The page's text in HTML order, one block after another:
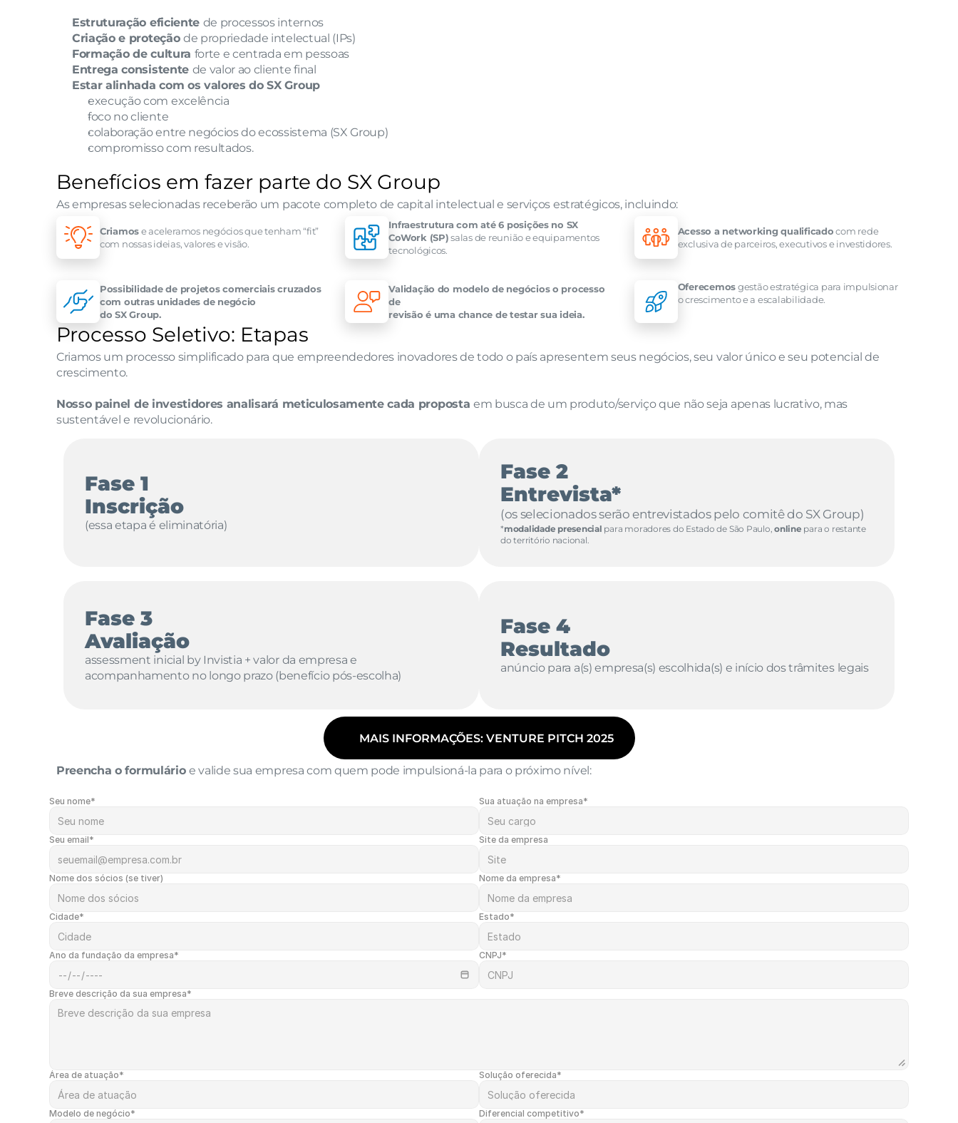
Estruturação eficiente de processos internos
Criação e proteção de propriedade intelectual (IPs)
Formação de cultura forte e centrada em pessoas
Entrega consistente de valor ao cliente final
Estar alinhada com os valores do SX Group
execução com excelência
foco no cliente
colaboração entre negócios do ecossistema (SX Group)
compromisso com resultados.
Benefícios em fazer parte do SX Group
As empresas selecionadas receberão um pacote completo de capital intelectual e serviços estratégicos, incluindo:
Criamos e aceleramos negócios que tenham “fit”
com nossas ideias, valores e visão.
Infraestrutura com até 6 posições no SX
CoWork (SP) salas de reunião e equipamentos
tecnológicos.
Acesso a networking qualificado com rede
exclusiva de parceiros, executivos e investidores.
Possibilidade de projetos comerciais cruzados
com outras unidades de negócio
do SX Group.
Validação do modelo de negócios o processo
de
revisão é uma chance de testar sua ideia.
Oferecemos gestão estratégica para impulsionar
o crescimento e a escalabilidade.
Processo Seletivo: Etapas
Criamos um processo simplificado para que empreendedores inovadores de todo o país apresentem seus negócios, seu valor único e seu potencial de
crescimento.
Nosso painel de investidores analisará meticulosamente cada proposta em busca de um produto/serviço que não seja apenas lucrativo, mas
sustentável e revolucionário.
Fase 1
Inscrição
(essa etapa é eliminatória)
Fase 2
Entrevista*
(os selecionados serão entrevistados pelo comitê do SX Group)
*modalidade presencial para moradores do Estado de São Paulo, online para o restante
do território nacional.
Fase 3
Avaliação
assessment inicial by Invistia + valor da empresa e
acompanhamento no longo prazo (benefício pós-escolha)
Fase 4
Resultado
anúncio para a(s) empresa(s) escolhida(s) e início dos trâmites legais
MAIS INFORMAÇÕES: VENTURE PITCH 2025
Preencha o formulário e valide sua empresa com quem pode impulsioná-la para o próximo nível:
Seu nome* Sua atuação na empresa*
Seu email* Site da empresa
Nome dos sócios (se tiver) Nome da empresa*
Cidade* Estado*
Ano da fundação da empresa* CNPJ*
Breve descrição da sua empresa*
Área de atuação* Solução oferecida*
Modelo de negócio* Diferencial competitivo*